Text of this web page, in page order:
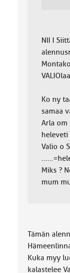
NII I
Ko ny
samaa
Arla om
heleveti
Valio o
Miks ?
mum
Tämän
Kuka myy
kalastelee